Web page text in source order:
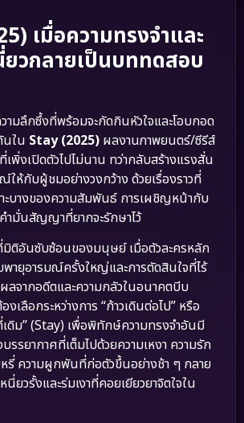
เมื่อความทรงจำและ
ยวกลายเป็นบททดสอบ
มลึกซึ้งที่พร้อมจะกัดกินหัวใจและโอบกอด
นใน Stay (2025) ผลงานภาพยนตร์/ซีรีส์
เพิ่งเปิดตัวไปไม่นาน ทว่ากลับสร้างแรงสั่น
ให้กับผู้ชมอย่างวงกว้าง ด้วยเรื่องราวที่
ะบางของความสัมพันธ์ การเผชิญหน้ากับ
ำมั่นสัญญาที่ยากจะรักษาไว้
มิติอันซับซ้อนของมนุษย์ เมื่อตัวละครหลัก
ายุอารมณ์ครั้งใหญ่และการตัดสินใจที่ไร้
ลจากอดีตและความกลัวในอนาคตบีบ
เลือกระหว่างการ “ก้าวเดินต่อไป” หรือ
ดิม” (Stay) เพื่อพิทักษ์ความทรงจำอันมี
บรรยากาศที่เต็มไปด้วยความเหงา ความรัก
รี่ ความผูกพันที่ก่อตัวขึ้นอย่างช้า ๆ กลาย
นี่ยวรั้งและร่มเงาที่คอยเยียวยาจิตใจใน